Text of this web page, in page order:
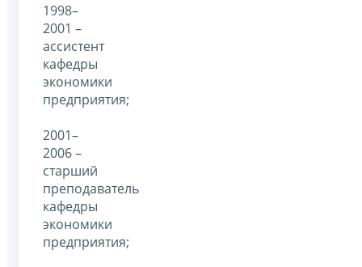
1998–
2001 –
ассистент
кафедры
экономики
предприятия;
2001–
2006 –
старший
преподаватель
кафедры
экономики
предприятия;